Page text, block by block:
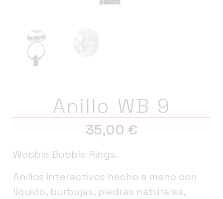
Anillo WB 9
35,00 €
Wobble Bubble Rings.
Anillos interactivos hecho a mano con
líquido, burbujas, piedras naturales,